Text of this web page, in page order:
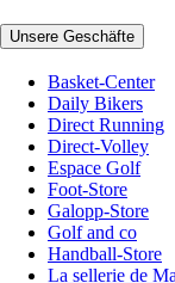
Unsere Geschäfte
Basket-Center
Daily Bikers
Direct Running
Direct-Volley
Espace Golf
Foot-Store
Galopp-Store
Golf and co
Handball-Store
La sellerie de